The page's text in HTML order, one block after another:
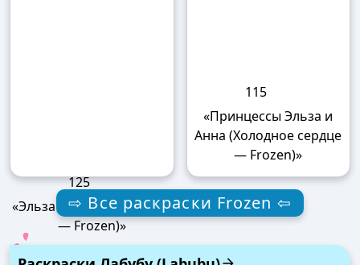
(Холодное сердце)»
139
«Милая принцесса
Эльза»